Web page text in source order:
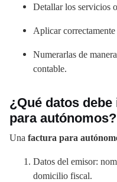
Detallar los servicios
Aplicar
Numerarlas de
contable.
¿Qué datos
para autónomos?
Una factura para
Datos del emisor:
domicilio fiscal.